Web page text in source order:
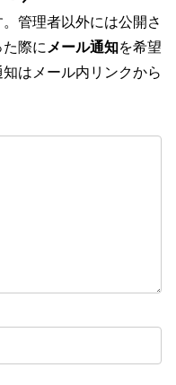
。管理者以外には公開さ
際に メール通知を希望
はメール内リンクから